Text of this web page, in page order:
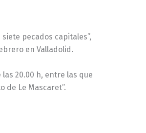
pecados capitales”,
en Valladolid.
20.00 h, entre las que
de Le Mascaret”.